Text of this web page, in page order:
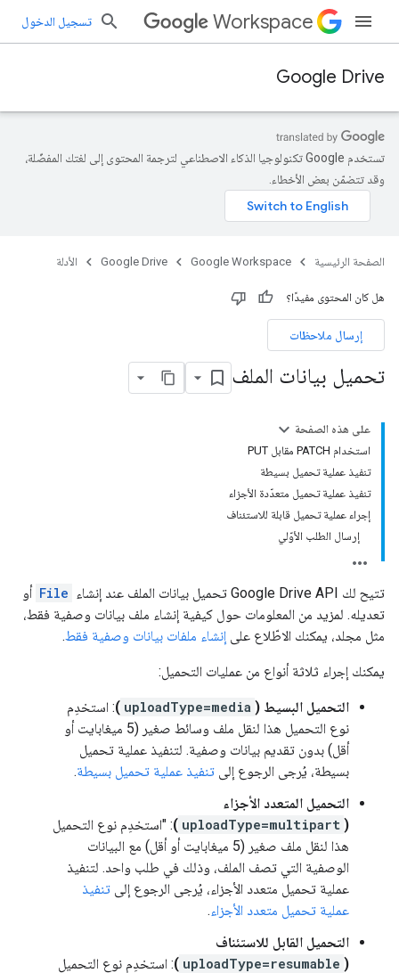
Workspace تسجيل الدخول
Google Drive
تستخدم Google تكنولوجيا الذكاء الاصطناعي لترجمة المحتوى إلى لغتك المفضّلة،
وقد تتضمّن بعض الأخطاء.
الصفحة الرئيسية Google Workspace
Google Drive الأدلة
هل كان المحتوى مفيدًا؟
إرسال ملاحظات
تحميل بيانات الملف
على هذه الصفحة
استخدام PATCH مقابل PUT
تنفيذ عملية تحميل بسيطة
تنفيذ عملية تحميل متعدّدة الأجزاء
إجراء عملية تحميل قابلة للاستئناف
إرسال الطلب الأوّلي
تتيح لك Google Drive API تحميل بيانات الملف عند إنشاء File أو
تعديله. لمزيد من المعلومات حول كيفية إنشاء ملف بيانات وصفية فقط،
مثل مجلد، يمكنك الاطّلاع على إنشاء ملفات بيانات وصفية فقط.
يمكنك إجراء ثلاثة أنواع من عمليات التحميل:
التحميل البسيط ( uploadType=media
): استخدِم
نوع التحميل هذا لنقل ملف وسائط صغير (5 ميغابايت أو
أقل) بدون تقديم بيانات وصفية. لتنفيذ عملية تحميل
بسيطة، يُرجى الرجوع إلى تنفيذ عملية تحميل بسيطة.
التحميل المتعدد الأجزاء
(
uploadType=multipart
): "استخدِم نوع التحميل
هذا لنقل ملف صغير (5 ميغابايت أو أقل) مع البيانات
الوصفية التي تصف الملف، وذلك في طلب واحد. لتنفيذ
عملية تحميل متعدد الأجزاء، يُرجى الرجوع إلى تنفيذ
عملية تحميل متعدد الأجزاء.
التحميل القابل للاستئناف
(
uploadType=resumable
): استخدِم نوع التحميل